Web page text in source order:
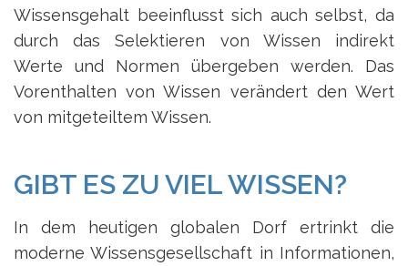
Wissensgehalt beeinflusst sich auch selbst, da
durch das Selektieren von Wissen indirekt
Werte und Normen übergeben werden. Das
Vorenthalten von Wissen verändert den Wert
von mitgeteiltem Wissen.
GIBT ES ZU VIEL WISSEN?
In dem heutigen globalen Dorf ertrinkt die
moderne Wissensgesellschaft in Informationen,